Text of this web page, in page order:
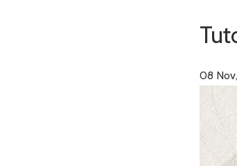
08